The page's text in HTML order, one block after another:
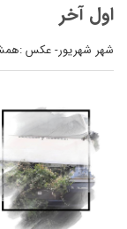
اول آخر
شهر شهریور- عکس